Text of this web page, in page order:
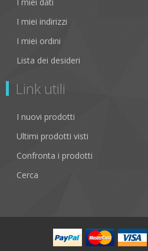
I miei indirizzi
I miei ordini
Lista dei desideri
Link utili
I nuovi prodotti
Ultimi prodotti visti
Confronta i prodotti
Cerca